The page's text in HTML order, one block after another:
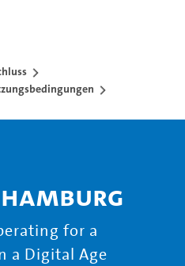
for a
a Digital Age